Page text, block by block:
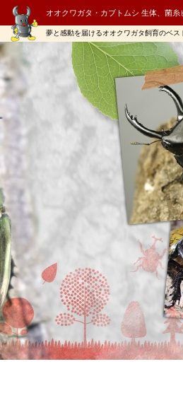
オオクワガタ・カブトムシ 生体、菌
夢と感動を届けるオオクワガタ飼育のベ